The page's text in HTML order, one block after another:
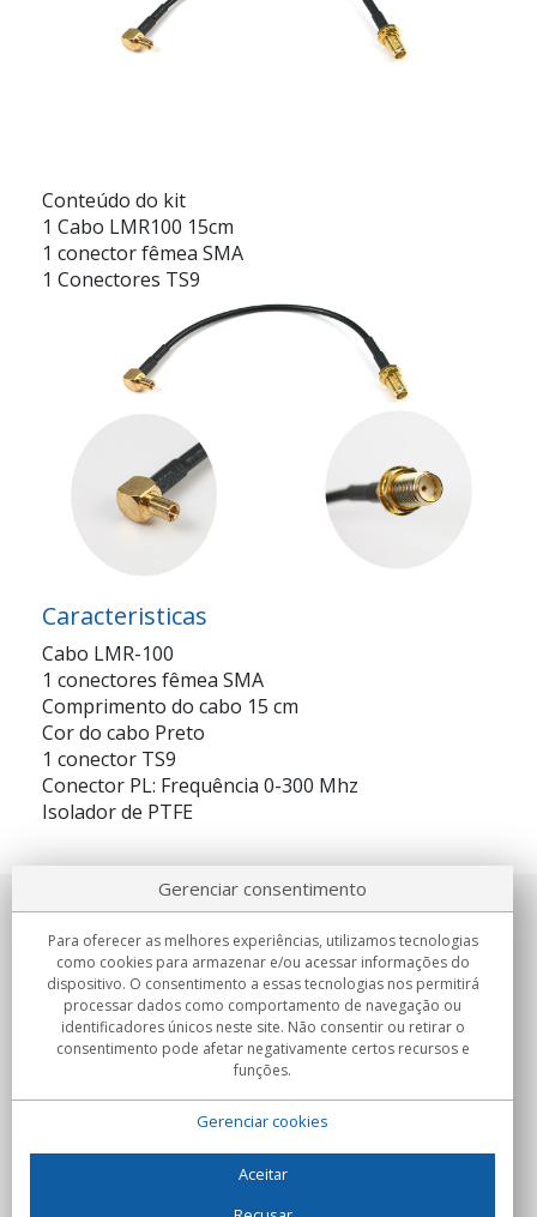
Conteúdo do kit
1 Cabo LMR100 15cm
1 conector fêmea SMA
1 Conectores TS9
Caracteristicas
Cabo LMR-100
1 conectores fêmea SMA
Comprimento do cabo 15 cm
Cor do cabo Preto
1 conector TS9
Conector PL: Frequência 0-300 Mhz
Isolador de PTFE
Sobre nosotros
Compromissos
Compras
Gerenciar consentimento
Para oferecer as melhores experiências, utilizamos tecnologias
como cookies para armazenar e/ou acessar informações do
dispositivo. O consentimento a essas tecnologias nos permitirá
processar dados como comportamento de navegação ou
identificadores únicos neste site. Não consentir ou retirar o
consentimento pode afetar negativamente certos recursos e
funções.
Gerenciar cookies
Aceitar